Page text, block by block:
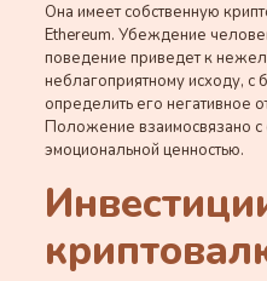
Она имеет собственную
Ethereum. Убеждение
поведение приведет к
неблагоприятному исходу, с
определить его негативное
Положение взаимосвязано с
эмоциональной ценностью.